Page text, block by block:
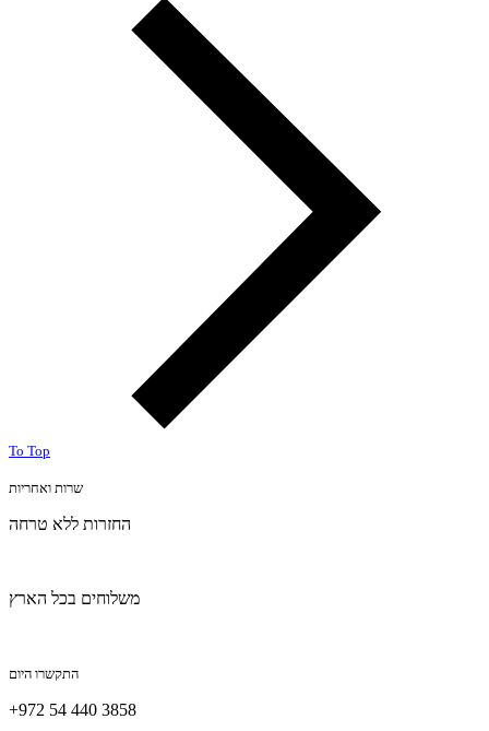
To Top
שרות ואחריות
החזרות ללא טרחה
משלוחים בכל הארץ
התקשרו היום
+972 54 440 3858